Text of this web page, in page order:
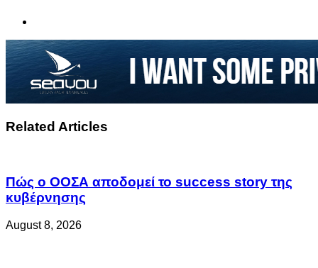
Related Articles
Πώς ο ΟΟΣΑ αποδομεί το success story της
κυβέρνησης
August 8, 2026